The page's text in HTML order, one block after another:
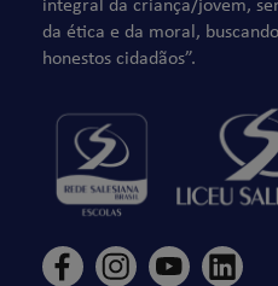
da ética e da moral,
honestos cidadãos”.